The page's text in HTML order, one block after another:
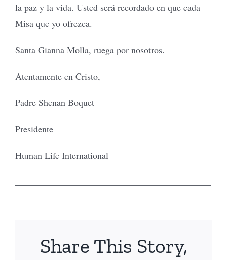
la paz y la vida. Usted será recordado en que cada
Misa que yo ofrezca.
Santa Gianna Molla, ruega por nosotros.
Atentamente en Cristo,
Padre Shenan Boquet
Presidente
Human Life International
Share This Story,